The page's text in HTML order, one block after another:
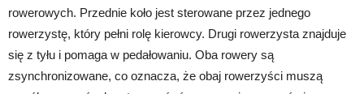
rowerowych. Przednie koło jest sterowane przez jednego
rowerzystę, który pełni rolę kierowcy. Drugi rowerzysta znajduje
się z tyłu i pomaga w pedałowaniu. Oba rowery są
zsynchronizowane, co oznacza, że obaj rowerzyści muszą